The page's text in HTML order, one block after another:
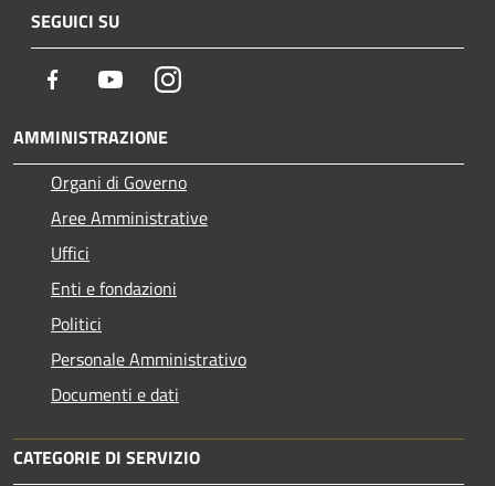
SEGUICI SU
Facebook YoutubeInstagram
AMMINISTRAZIONE
Organi di Governo
Aree Amministrative
Uffici
Enti e fondazioni
Politici
Personale Amministrativo
Documenti e dati
CATEGORIE DI SERVIZIO